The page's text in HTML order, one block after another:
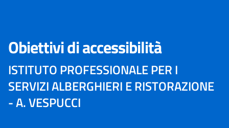
Obiettivi di accessibilità
ISTITUTO PROFESSIONALE PER I
SERVIZI ALBERGHIERI E RISTORAZIONE
- A. VESPUCCI